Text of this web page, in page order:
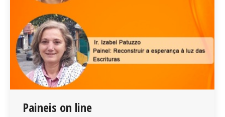
Paineis on line